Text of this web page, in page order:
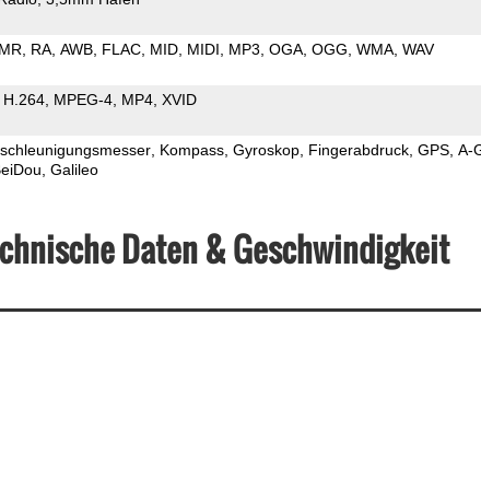
RA AWB FLAC MID MIDI MP3 OGA OGG WMA WAV
H.264 MPEG-4 MP4 XVID
Kompass Gyroskop Fingerabdruck GPS A-
Galileo
Daten & Geschwindigkeit